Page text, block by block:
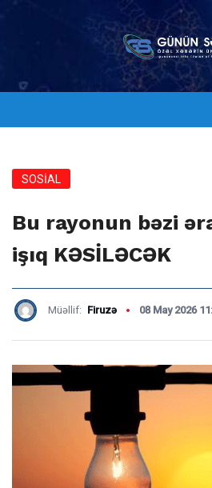
SOSİAL
Bu rayonun bəzi
işıq KƏSİLƏCƏK
Müəllif: Firuzə 08 May 2026